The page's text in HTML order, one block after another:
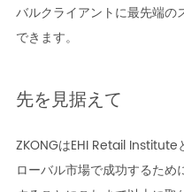
バルクライアントに最先端
できます。
先を見据えて
ZKONGはEHI Retail Institute
ローバル市場で成功するた